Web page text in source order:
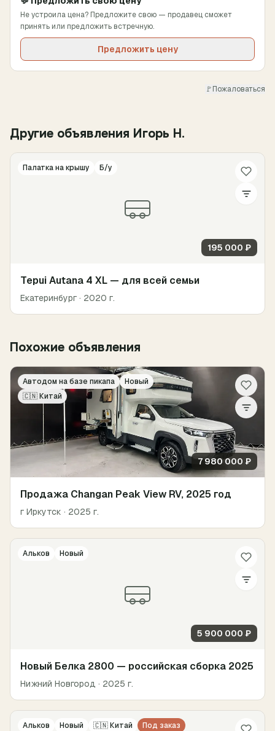
Не устроила цена? Предложите свою — продавец сможет
принять или предложить встречную.
Предложить цену
🚩Пожаловаться
Другие объявления Игорь Н.
Палатка на крышу Б/у
195 000 ₽
Tepui Autana 4 XL — для всей семьи
Екатеринбург · 2020 г.
Похожие объявления
Автодом на базе пикапа
Новый
🇨🇳Китай
7 980 000 ₽
Продажа Changan Peak View RV, 2025 год
г Иркутск · 2025 г.
Альков Новый
5 900 000 ₽
Новый Белка 2800 — российская сборка 2025
Нижний Новгород · 2025 г.
Альков Новый 🇨🇳Китай Под заказ